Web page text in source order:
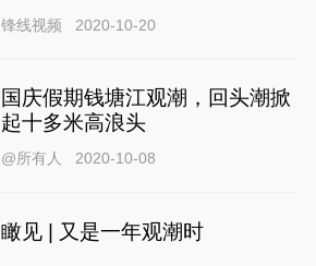
锋线视频 2020-10-20
国庆假期钱塘江观潮，回头潮掀
起十多米高浪头
@所有人 2020-10-08
瞰见 | 又是一年观潮时